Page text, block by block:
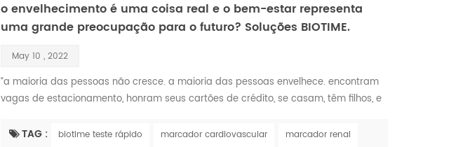
o envelhecimento é uma coisa real e o bem-estar representa
uma grande preocupação para o futuro? Soluções BIOTIME.
May 10 , 2022
“a maioria das pessoas não cresce. a maioria das pessoas envelhece. encontram
vagas de estacionamento, honram seus cartões de crédito, se casam, têm filhos, e
descobertas recentes o envelhecimento é um processo complexo que leva a
TAG : biotime teste rápido marcador cardiovascular marcador renal